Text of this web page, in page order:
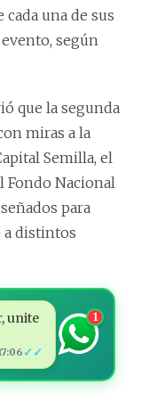
una de sus
según
que la segunda
miras a la
Semilla, el
Fondo Nacional
para
a distintos
unite
✓✓
1